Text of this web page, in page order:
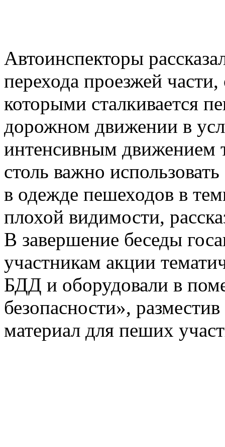
Автоинспекторы
перехода проезжей
которыми сталкивается
дорожном движении в
интенсивным движением
столь важно
в одежде пешеходов в
плохой видимости,
В завершение беседы
участникам акции
БДД и оборудовали в
безопасности»,
материал для пеших